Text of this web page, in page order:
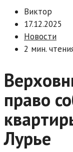
Виктор
17.12.2025
Новости
2 мин.
право
Лурье